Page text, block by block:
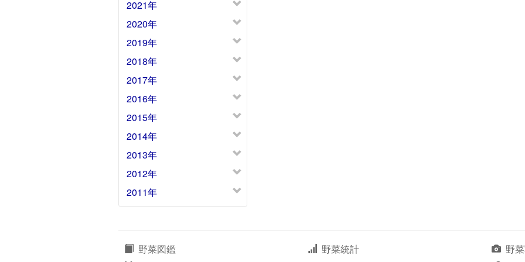
2021年
2020年
2019年
2018年
2017年
2016年
2015年
2014年
2013年
2012年
2011年
野菜図鑑
野菜統計
野